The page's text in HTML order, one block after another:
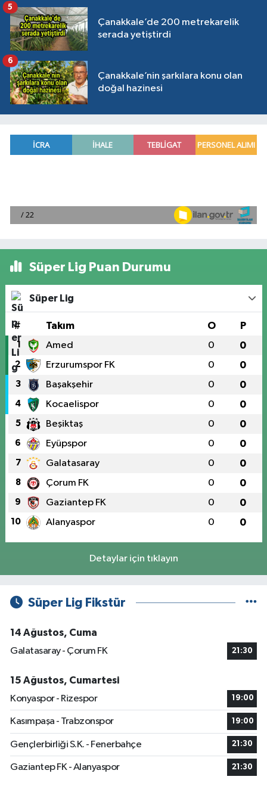
Çanakkale’de 200 metrekarelik
serada yetiştirdi
5
Çanakkale’nin şarkılara konu olan
doğal hazinesi
6
Süper Lig Puan Durumu
Süper Lig
# Takım O P
1 Amed 0 0
2 Erzurumspor FK 0 0
3 Başakşehir 0 0
4 Kocaelispor 0 0
5 Beşiktaş 0 0
6 Eyüpspor 0 0
7 Galatasaray 0 0
8 Çorum FK 0 0
9 Gaziantep FK 0 0
10 Alanyaspor 0 0
Detaylar için tıklayın
Süper Lig Fikstür
14 Ağustos, Cuma
Galatasaray - Çorum FK
21:30
15 Ağustos, Cumartesi
Konyaspor - Rizespor
19:00
Kasımpaşa - Trabzonspor 19:00
Gençlerbirliği S.K. - Fenerbahçe 21:30
Gaziantep FK - Alanyaspor 21:30